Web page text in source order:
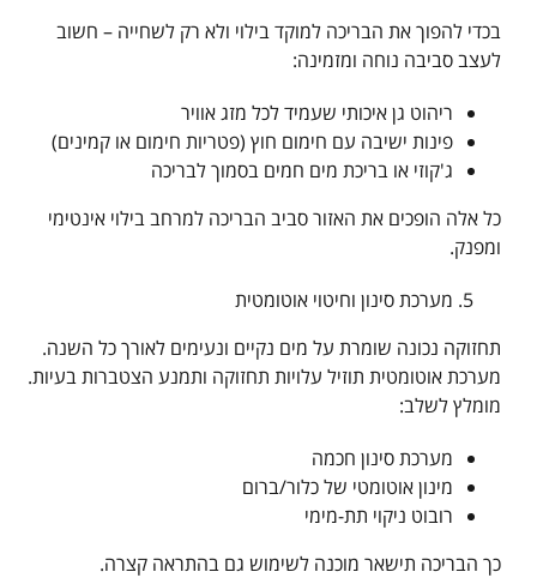
בכדי להפוך את הבריכה למוקד בילוי ולא רק לשחייה – חשוב
לעצב סביבה נוחה ומזמינה:
ריהוט גן איכותי שעמיד לכל מזג אוויר
פינות ישיבה עם חימום חוץ (פטריות חימום או קמינים)
ג'קוזי או בריכת מים חמים בסמוך לבריכה
כל אלה הופכים את האזור סביב הבריכה למרחב בילוי אינטימי
ומפנק.
מערכת סינון וחיטוי אוטומטית
תחזוקה נכונה שומרת על מים נקיים ונעימים לאורך כל השנה.
מערכת אוטומטית תוזיל עלויות תחזוקה ותמנע הצטברות בעיות.
מומלץ לשלב:
מערכת סינון חכמה
מינון אוטומטי של כלור/ברום
רובוט ניקוי תת-מימי
כך הבריכה תישאר מוכנה לשימוש גם בהתראה קצרה.